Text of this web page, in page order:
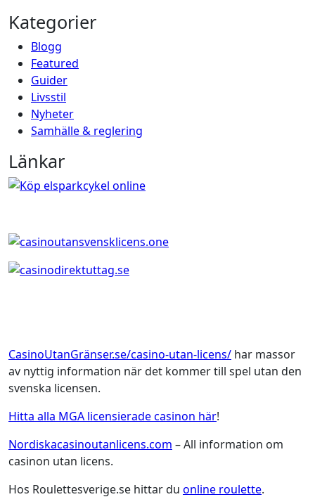
Kategorier
Blogg
Featured
Guider
Livsstil
Nyheter
Samhälle & reglering
Länkar
CasinoUtanGränser.se/casino-utan-licens/ har massor
av nyttig information när det kommer till spel utan den
svenska licensen.
Hitta alla MGA licensierade casinon här!
Nordiskacasinoutanlicens.com – All information om
casinon utan licens.
Hos Roulettesverige.se hittar du online roulette.